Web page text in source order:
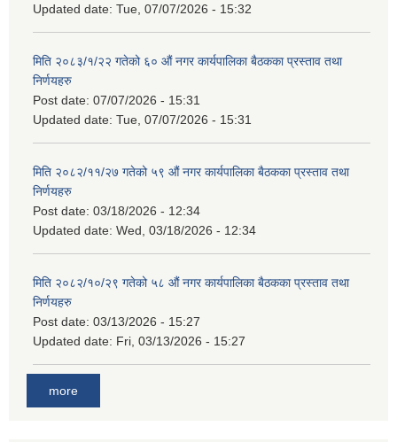
Updated date: Tue, 07/07/2026 - 15:32
मिति २०८३/१/२२ गतेको ६० औं नगर कार्यपालिका बैठकका प्रस्ताव तथा
निर्णयहरु
Post date: 07/07/2026 - 15:31
Updated date: Tue, 07/07/2026 - 15:31
मिति २०८२/११/२७ गतेको ५९ औं नगर कार्यपालिका बैठकका प्रस्ताव तथा
निर्णयहरु
Post date: 03/18/2026 - 12:34
Updated date: Wed, 03/18/2026 - 12:34
मिति २०८२/१०/२९ गतेको ५८ औं नगर कार्यपालिका बैठकका प्रस्ताव तथा
निर्णयहरु
Post date: 03/13/2026 - 15:27
Updated date: Fri, 03/13/2026 - 15:27
more